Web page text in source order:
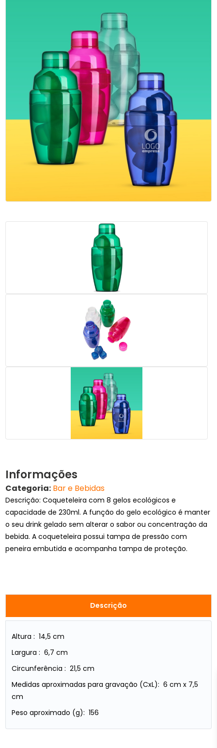
Informações
Categoria: Bar e Bebidas
Descrição: Coqueteleira com 8 gelos ecológicos e
capacidade de 230ml. A função do gelo ecológico é manter
o seu drink gelado sem alterar o sabor ou concentração da
bebida. A coqueteleira possui tampa de pressão com
peneira embutida e acompanha tampa de proteção.
Descrição
Altura : 14,5 cm
Largura : 6,7 cm
Circunferência : 21,5 cm
Medidas aproximadas para gravação (CxL): 6 cm x 7,5
cm
Peso aproximado (g): 156